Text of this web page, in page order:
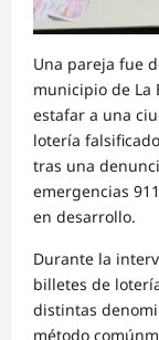
Una pareja fue
municipio de La
estafar a una
lotería
tras una
emergencias
en desarrollo.
Durante la
billetes de
distintas
método